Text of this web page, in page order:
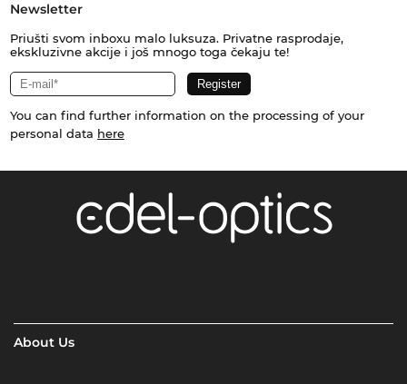
Newsletter
Priušti svom inboxu malo luksuza. Privatne rasprodaje,
ekskluzivne akcije i još mnogo toga čekaju te!
You can find further information on the processing of your
personal data here
About Us